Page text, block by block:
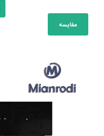
مقایسه